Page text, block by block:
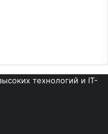
технологий и IT-